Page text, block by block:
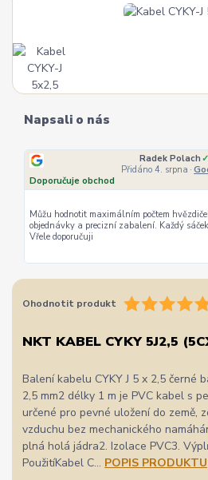
Napsali o nás
Radek Polach ✓
Přidáno 4. srpna ·
Doporučuje obchod
Můžu hodnotit maximálním počtem
objednávky a precizní zabalení. Každý
Vřele doporučuji
Ohodnotit produkt
NKT KABEL CYKY 5J2,5
Balení kabelu CYKY J 5 x 2,5 černé
2,5 mm2 délky 1 m je PVC kabel s
určené pro pevné uložení do země,
vzduchu bez mechanického
plná holá jádra2. Izolace PVC3.
PoužitíKabel C... POPIS PRODUKTU